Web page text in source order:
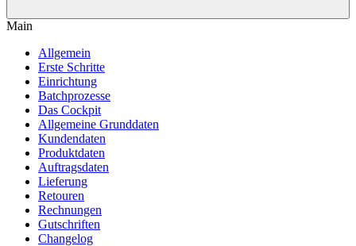
Main
Allgemein
Erste Schritte
Einrichtung
Batchprozesse
Das Cockpit
Allgemeine Grunddaten
Kundendaten
Produktdaten
Auftragsdaten
Lieferung
Retouren
Rechnungen
Gutschriften
Changelog